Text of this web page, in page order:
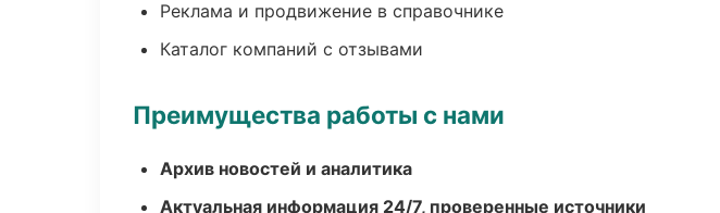
Реклама и продвижение в справочнике
Каталог компаний с отзывами
Преимущества работы с нами
Архив новостей и аналитика
Актуальная информация 24/7, проверенные источники